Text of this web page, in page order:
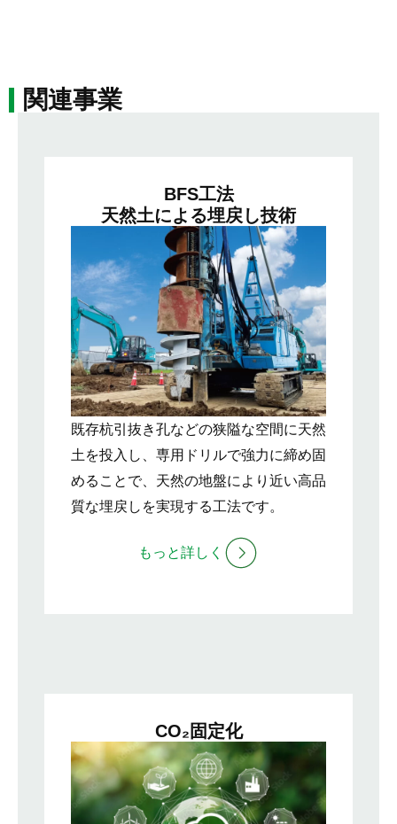
関連事業
BFS工法
天然土による埋戻し技術
既存杭引抜き孔などの狭隘な空間に天然
土を投入し、専用ドリルで強力に締め固
めることで、天然の地盤により近い高品
質な埋戻しを実現する工法です。
もっと詳しく
CO₂固定化